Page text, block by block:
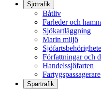
Sjötrafik
Båtliv
Farleder och
Sjökartläggning
Marin miljö
Författningar och
Handelssjöfarten
Fartygspassagerare
Spårtrafik